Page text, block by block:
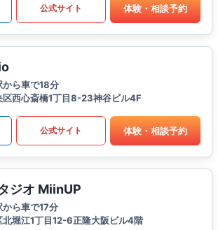
公式サイト 体験・相談予約
から車で18分
区西心斎橋1丁目8-23神谷ビル4F
公式サイト 体験・相談予約
ジオ MiinUP
から車で17分
北堀江1丁目12-6正隆大阪ビル4階